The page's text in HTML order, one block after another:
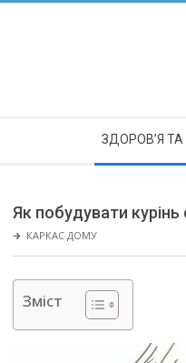
ЗДОРОВ’Я
Як побудувати курінь
🡲 КАРКАС ДОМУ
Зміст